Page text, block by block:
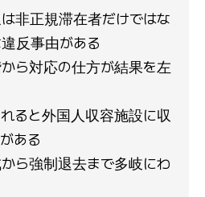
非正規滞在者だけではな
反事由がある
ら対応の仕方が結果を左
ると外国人収容施設に収
ある
ら強制退去まで多岐にわ